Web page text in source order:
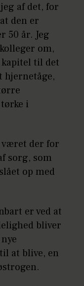
af det, for
den er
50 år. Jeg
om,
til det
hjernetåge,
i
været der for
sorg, som
op med
er ved at
bliver
at blive, en